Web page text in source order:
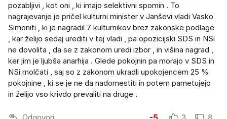
pozabljivi , kot oni , ki imajo selektivni spomin . To
nagrajevanje je pričel kulturni minister v Janševi vladi Vasko
Simoniti , ki je nagradil 7 kulturnikov brez zakonske podlage
, kar želijo sedaj urediti v tej vladi , pa opozicijski SDS in NSi
ne dovolita , da se z zakonom uredi izbor , in višina nagrad ,
ker jim je ljubša anarhija . Glede pokojnin pa morajo v SDS in
NSi molčati , saj so z zakonom ukradli upokojencem 25 %
pokojnine , ki se je ne da nadomestiti in potem pametujejo
in želijo vso krivdo prevaliti na druge .